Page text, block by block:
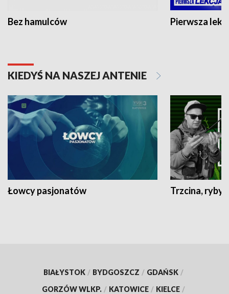
Bez hamulców Pierwsza
KIEDYŚ NA NASZEJ ANTENIE
Łowcy pasjonatów Trzcina, ryby
BIAŁYSTOK / BYDGOSZCZ / GDAŃSK /
GORZÓW WLKP. / KATOWICE / KIELCE /